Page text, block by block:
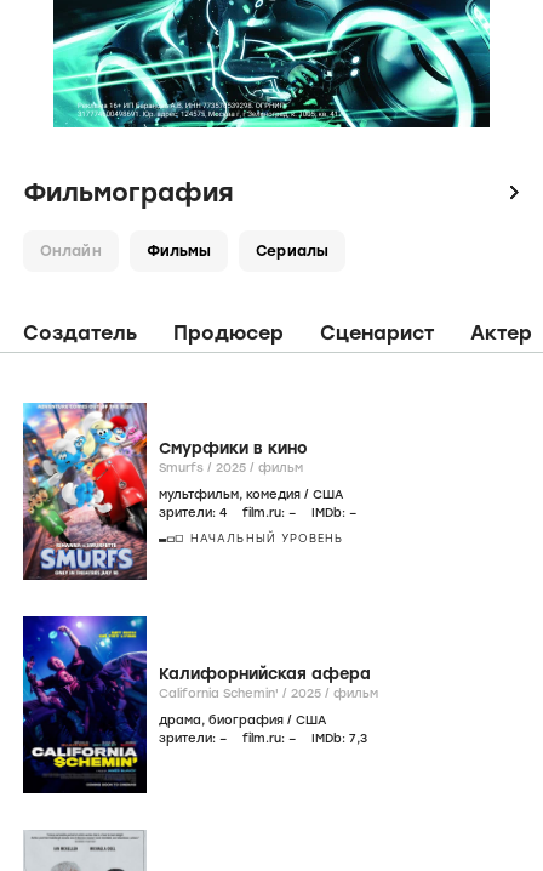
Фильмография icon
Онлайн Фильмы Сериалы
Создатель Продюсер Сценарист Актер
Смурфики в кино
Smurfs / 2025 / фильм
мультфильм, комедия / США
зрители: 4 film.ru: – IMDb: –
НАЧАЛЬНЫЙ УРОВЕНЬ
Калифорнийская афера
California Schemin' / 2025 / фильм
драма, биография / США
зрители: – film.ru: – IMDb: 7,3